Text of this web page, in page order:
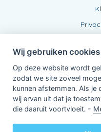
Verbonden
van KBC
3000 Leuven -
Wij gebruiken cookies
Op deze website wordt
zodat we site zoveel
kunnen afstemmen. Als je
wij ervan uit dat je
die daaruit voortvloeit. -